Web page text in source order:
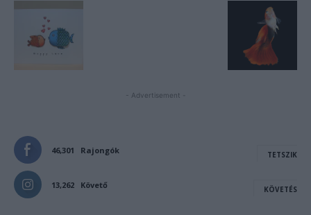
- Advertisement -
46,301 Rajongók TETSZIK
13,262 Követő KÖVETÉS